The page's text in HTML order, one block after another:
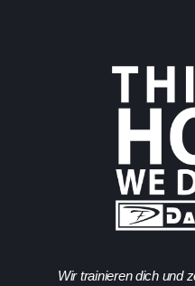
Wir trainieren dich und